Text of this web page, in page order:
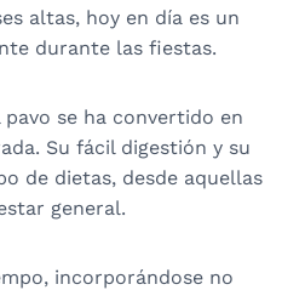
altas, hoy en día es un
durante las fiestas.
se ha convertido en
Su fácil digestión y su
de dietas, desde aquellas
general.
incorporándose no